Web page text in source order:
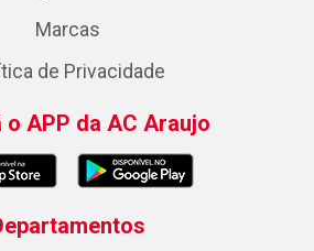
Marcas
de Privacidade
o APP da AC Araujo